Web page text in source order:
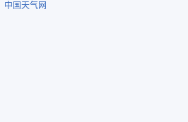
中国天气网